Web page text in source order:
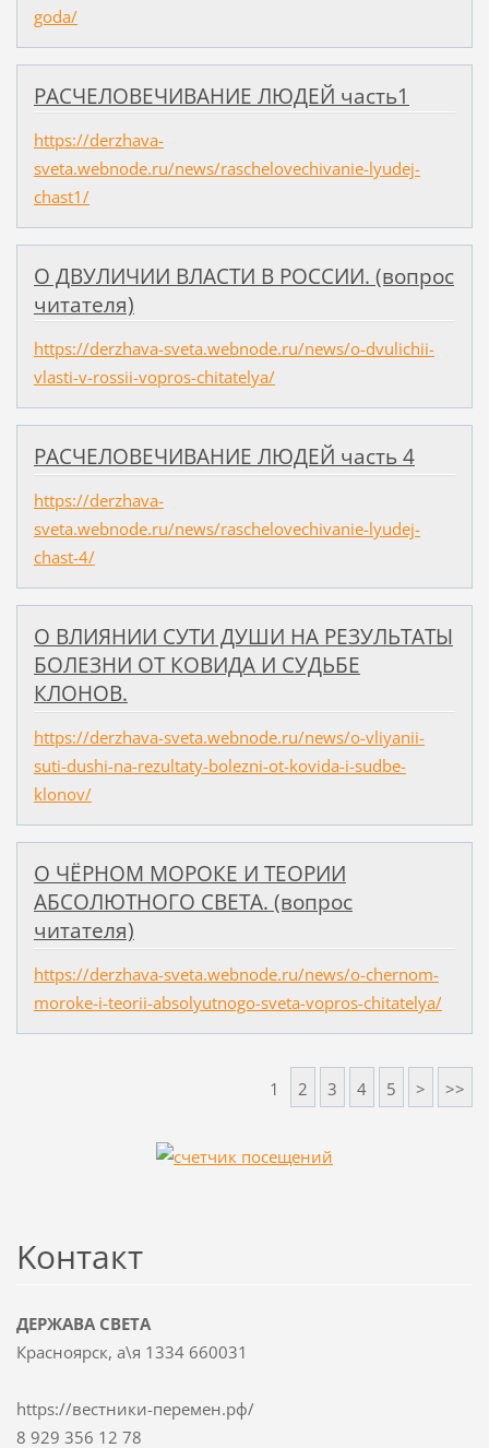
goda/
РАСЧЕЛОВЕЧИВАНИЕ ЛЮДЕЙ часть1
https://derzhava-
sveta.webnode.ru/news/raschelovechivanie-lyudej-
chast1/
О ДВУЛИЧИИ ВЛАСТИ В РОССИИ. (вопрос
читателя)
https://derzhava-sveta.webnode.ru/news/o-dvulichii-
vlasti-v-rossii-vopros-chitatelya/
РАСЧЕЛОВЕЧИВАНИЕ ЛЮДЕЙ часть 4
https://derzhava-
sveta.webnode.ru/news/raschelovechivanie-lyudej-
chast-4/
О ВЛИЯНИИ СУТИ ДУШИ НА РЕЗУЛЬТАТЫ
БОЛЕЗНИ ОТ КОВИДА И СУДЬБЕ
КЛОНОВ.
https://derzhava-sveta.webnode.ru/news/o-vliyanii-
suti-dushi-na-rezultaty-bolezni-ot-kovida-i-sudbe-
klonov/
О ЧЁРНОМ МОРОКЕ И ТЕОРИИ
АБСОЛЮТНОГО СВЕТА. (вопрос
читателя)
https://derzhava-sveta.webnode.ru/news/o-chernom-
moroke-i-teorii-absolyutnogo-sveta-vopros-chitatelya/
1 2 3 4 5 > >>
Koнтакт
ДЕРЖАВА СВЕТА
Красноярск, а\я 1334 660031
https://вестники-перемен.рф/
8 929 356 12 78